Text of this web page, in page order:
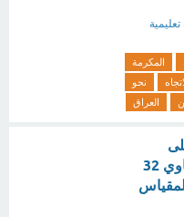
تعليمية
المكرمة
نحو
العراق
المقياس الفهرنهايتي تساوي 32